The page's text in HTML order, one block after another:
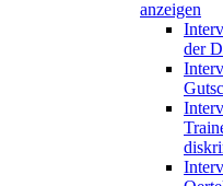
anzeigen
der